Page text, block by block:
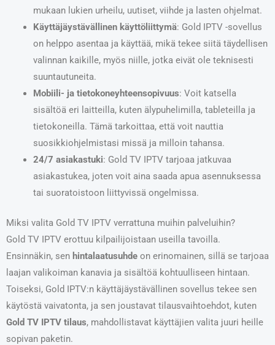
mukaan lukien urheilu, uutiset, viihde ja lasten ohjelmat.
Käyttäjäystävällinen käyttöliittymä: Gold IPTV -sovellus
on helppo asentaa ja käyttää, mikä tekee siitä täydellisen
valinnan kaikille, myös niille, jotka eivät ole teknisesti
suuntautuneita.
Mobiili- ja tietokoneyhteensopivuus: Voit katsella
sisältöä eri laitteilla, kuten älypuhelimilla, tableteilla ja
tietokoneilla. Tämä tarkoittaa, että voit nauttia
suosikkiohjelmistasi missä ja milloin tahansa.
24/7 asiakastuki: Gold TV IPTV tarjoaa jatkuvaa
asiakastukea, joten voit aina saada apua asennuksessa
tai suoratoistoon liittyvissä ongelmissa.
Miksi valita Gold TV IPTV verrattuna muihin palveluihin?
Gold TV IPTV erottuu kilpailijoistaan useilla tavoilla.
Ensinnäkin, sen hintalaatusuhde on erinomainen, sillä se tarjoaa
laajan valikoiman kanavia ja sisältöä kohtuulliseen hintaan.
Toiseksi, Gold IPTV:n käyttäjäystävällinen sovellus tekee sen
käytöstä vaivatonta, ja sen joustavat tilausvaihtoehdot, kuten
Gold TV IPTV tilaus, mahdollistavat käyttäjien valita juuri heille
sopivan paketin.